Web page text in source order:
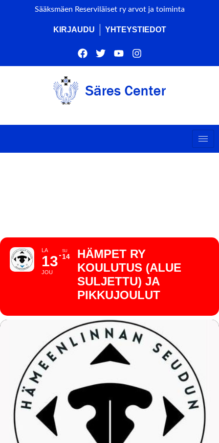
Sääksmäen Reserviläiset ry arvot ja toiminta
KIRJAUDU YHTEYSTIEDOT
LA
13
JOU
SU
14
HÄMPET RY
KOULUTUS (ALUE
SULJETTU) JA
PIKKUJOULUT